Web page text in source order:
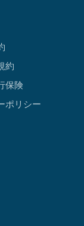
約
保険
ポリシー